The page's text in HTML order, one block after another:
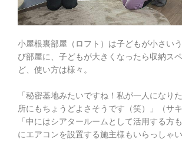
小屋根裏部屋（ロフト）は子どもが小さい
び部屋に、子どもが大きくなったら収納ス
ど、使い方は様々。
「秘密基地みたいですね！私が一人になり
所にもちょうどよさそうです（笑）」（サキ
「中にはシアタールームとして活用する方
にエアコンを設置する施主様もいらっしゃ